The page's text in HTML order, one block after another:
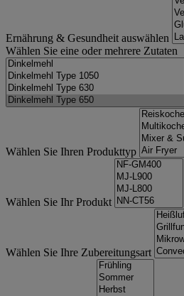
Ernährung & Gesundheit auswählen
Wählen Sie eine oder mehrere Zutaten
Wählen Sie Ihren Produkttyp
Wählen Sie Ihr Produkt
Wählen Sie Ihre Zubereitungsart